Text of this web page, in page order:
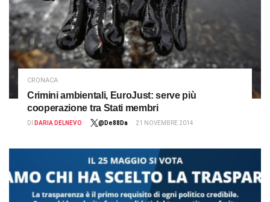
CRONACA
Crimini ambientali, EuroJust: serve più
cooperazione tra Stati membri
DI DARIA DELNEVO @De88Da 21 NOVEMBRE 2014